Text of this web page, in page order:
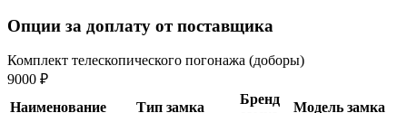
Опции за доплату от поставщика
Комплект телескопического погонажа (доборы)
9000 ₽
Наименование
Тип замка
Бренд
Модель замка